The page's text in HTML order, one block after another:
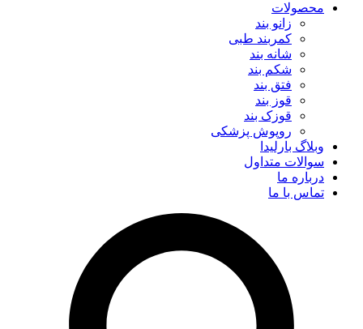
محصولات
زانو بند
کمربند طبی
شانه بند
شکم بند
فتق بند
قوز بند
قوزک بند
روپوش پزشکی
وبلاگ بارلیدا
سوالات متداول
درباره ما
تماس با ما